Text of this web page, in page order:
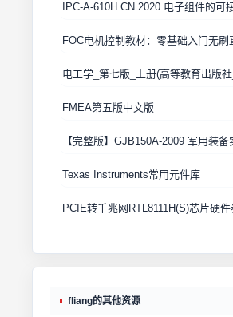
IPC-A-610H CN 2020 电子组件的可
FOC电机控制教材：零基础入门无
电工学_第七版_上册(高等教育出版
FMEA第五版中文版
【完整版】GJB150A-2009 军用装备
Texas Instruments常用元件库
PCIE转千兆网RTL8111H(S)芯片硬
fliang的其他资源